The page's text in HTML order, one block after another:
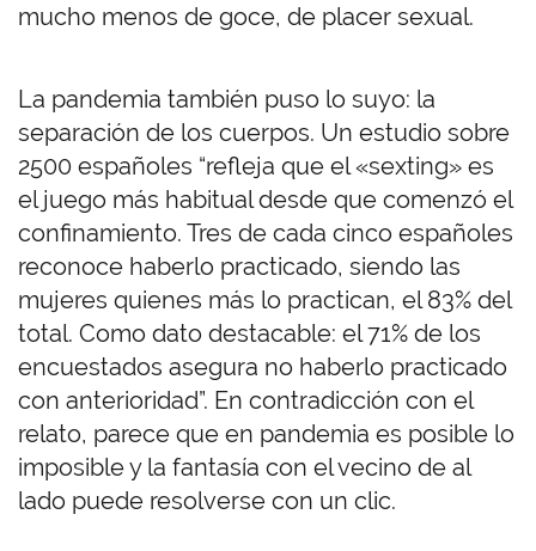
mucho menos de goce, de placer sexual.
La pandemia también puso lo suyo: la
separación de los cuerpos. Un estudio sobre
2500 españoles “refleja que el «sexting» es
el juego más habitual desde que comenzó el
confinamiento. Tres de cada cinco españoles
reconoce haberlo practicado, siendo las
mujeres quienes más lo practican, el 83% del
total. Como dato destacable: el 71% de los
encuestados asegura no haberlo practicado
con anterioridad”. En contradicción con el
relato, parece que en pandemia es posible lo
imposible y la fantasía con el vecino de al
lado puede resolverse con un clic.